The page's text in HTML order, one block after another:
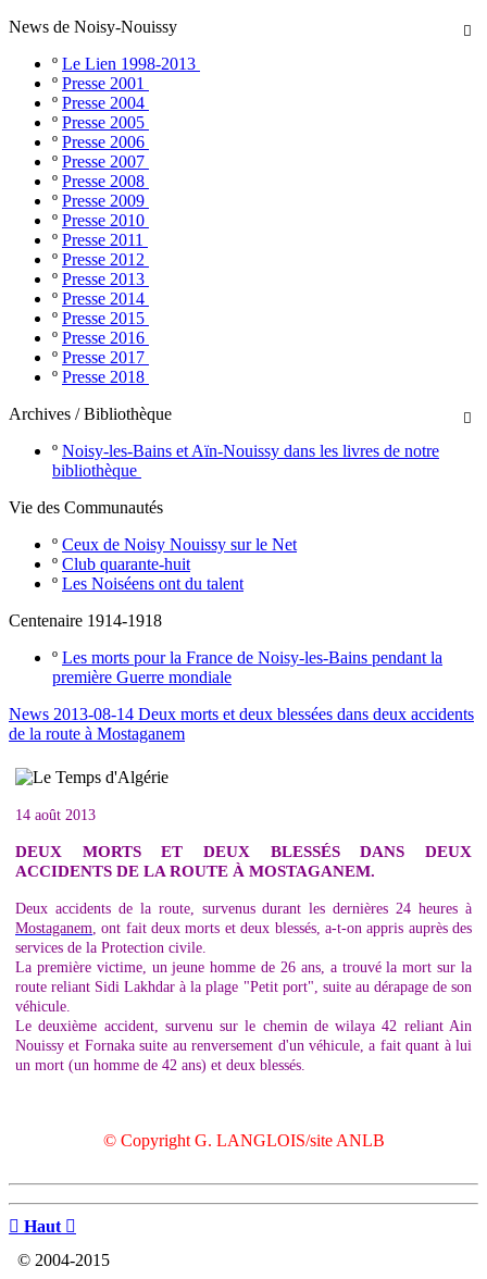

News de Noisy-Nouissy
º Le Lien 1998-2013
º Presse 2001
º Presse 2004
º Presse 2005
º Presse 2006
º Presse 2007
º Presse 2008
º Presse 2009
º Presse 2010
º Presse 2011
º Presse 2012
º Presse 2013
º Presse 2014
º Presse 2015
º Presse 2016
º Presse 2017
º Presse 2018

Archives / Bibliothèque
º Noisy-les-Bains et Aïn-Nouissy dans les livres de notre
bibliothèque
Vie des Communautés
º Ceux de Noisy Nouissy sur le Net
º Club quarante-huit
º Les Noiséens ont du talent
Centenaire 1914-1918
º Les morts pour la France de Noisy-les-Bains pendant la
première Guerre mondiale
News 2013-08-14 Deux morts et deux blessées dans deux accidents
de la route à Mostaganem
14 août 2013
DEUX MORTS ET DEUX BLESSÉS DANS DEUX
ACCIDENTS DE LA ROUTE À MOSTAGANEM.
Deux accidents de la route, survenus durant les dernières 24 heures à
Mostaganem, ont fait deux morts et deux blessés, a-t-on appris auprès des
services de la Protection civile.
La première victime, un jeune homme de 26 ans, a trouvé la mort sur la
route reliant Sidi Lakhdar à la plage "Petit port", suite au dérapage de son
véhicule.
Le deuxième accident, survenu sur le chemin de wilaya 42 reliant Ain
Nouissy et Fornaka suite au renversement d'un véhicule, a fait quant à lui
un mort (un homme de 42 ans) et deux blessés.
© Copyright G. LANGLOIS/site ANLB
 Haut 
© 2004-2015